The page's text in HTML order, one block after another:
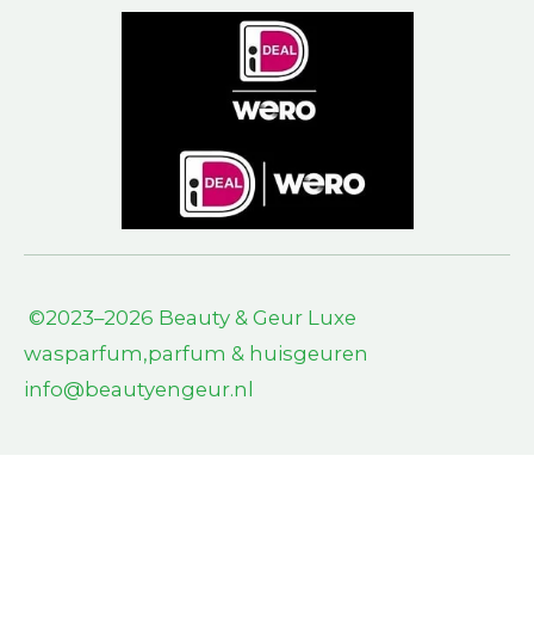
©2023–2026 Beauty & Geur Luxe
wasparfum,parfum & huisgeuren
info@beautyengeur.nl